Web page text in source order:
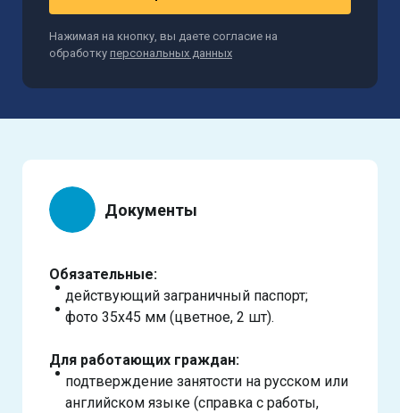
Нажимая на кнопку, вы даете согласие на
обработку персональных данных
Документы
Обязательные:
действующий заграничный паспорт;
фото 35х45 мм (цветное, 2 шт).
Для работающих граждан:
подтверждение занятости на русском или
английском языке (справка с работы,